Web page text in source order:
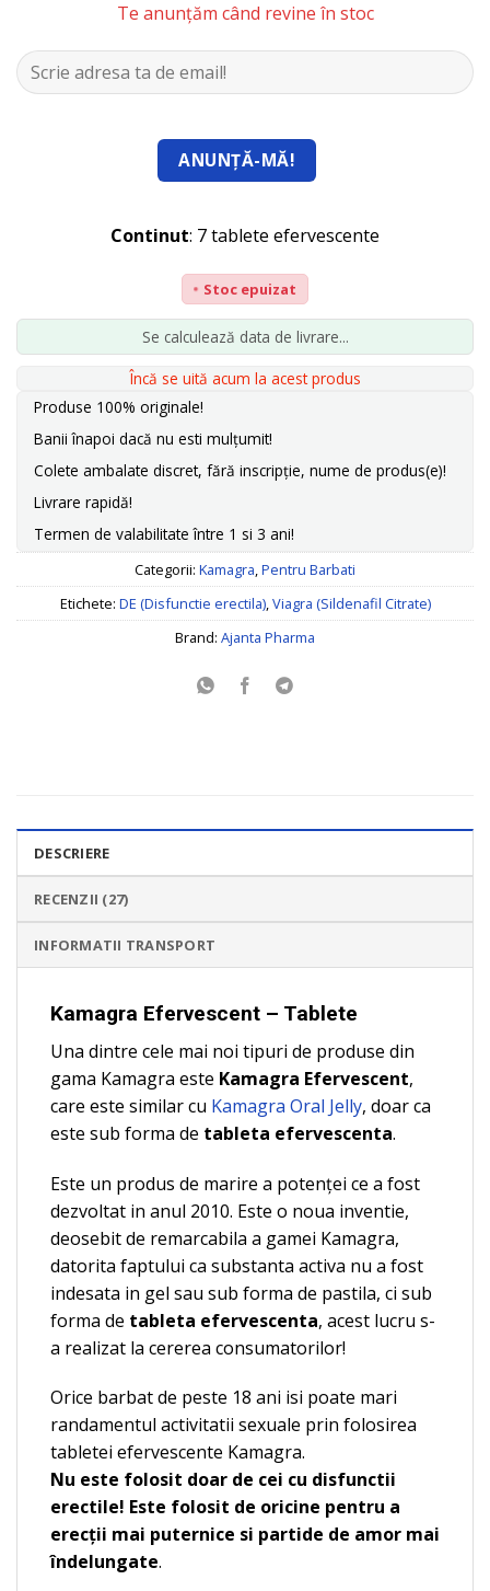
de evaluări
ale
a
fost:
este:
115,00
Te anunțăm când revine în stoc
Continut: 7 tablete efervescente
Stoc epuizat
Se calculează data de livrare...
Încă se uită acum la acest produs
Produse 100% originale!
Banii înapoi dacă nu esti mulțumit!
Colete ambalate discret, fără inscripție, nume de produs(e)!
Livrare rapidă!
Termen de valabilitate între 1 si 3 ani!
Categorii: Kamagra,Pentru Barbati
Etichete: DE (Disfunctie erectila),Viagra (Sildenafil Citrate)
Brand: Ajanta Pharma
DESCRIERE
RECENZII (27)
INFORMATII TRANSPORT
Kamagra Efervescent – Tablete
Una dintre cele mai noi tipuri de produse din
gama Kamagra este Kamagra Efervescent,
care este similar cu Kamagra Oral Jelly, doar ca
este sub forma de tableta efervescenta.
Este un produs de marire a potenţei ce a fost
dezvoltat in anul 2010. Este o noua inventie,
deosebit de remarcabila a gamei Kamagra,
datorita faptului ca substanta activa nu a fost
indesata in gel sau sub forma de pastila, ci sub
forma de tableta efervescenta, acest lucru s-
a realizat la cererea consumatorilor!
Orice barbat de peste 18 ani isi poate mari
randamentul activitatii sexuale prin folosirea
tabletei efervescente Kamagra.
Nu este folosit doar de cei cu disfunctii
erectile! Este folosit de oricine pentru a
erecţii mai puternice si partide de amor mai
îndelungate.